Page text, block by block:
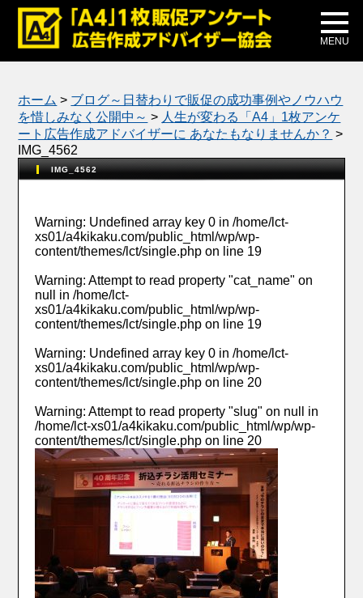
MENU
メディア掲載
公式ブログ
ホーム > ブログ～日替わりで販促の成功事例やノウハウ
を惜しみなく公開中～ > 人生が変わる「A4」1枚アンケ
ート広告作成アドバイザーに あなたもなりませんか？ >
IMG_4562
IMG_4562
Warning: Undefined array key 0 in/home/lct-
xs01/a4kikaku.com/public_html/wp/wp-
content/themes/lct/single.php on line 19
Warning: Attempt to read property "cat_name" on
null in/home/lct-
xs01/a4kikaku.com/public_html/wp/wp-
content/themes/lct/single.php on line 19
Warning: Undefined array key 0 in/home/lct-
xs01/a4kikaku.com/public_html/wp/wp-
content/themes/lct/single.php on line 20
Warning: Attempt to read property "slug" on null in
/home/lct-xs01/a4kikaku.com/public_html/wp/wp-
content/themes/lct/single.php on line 20